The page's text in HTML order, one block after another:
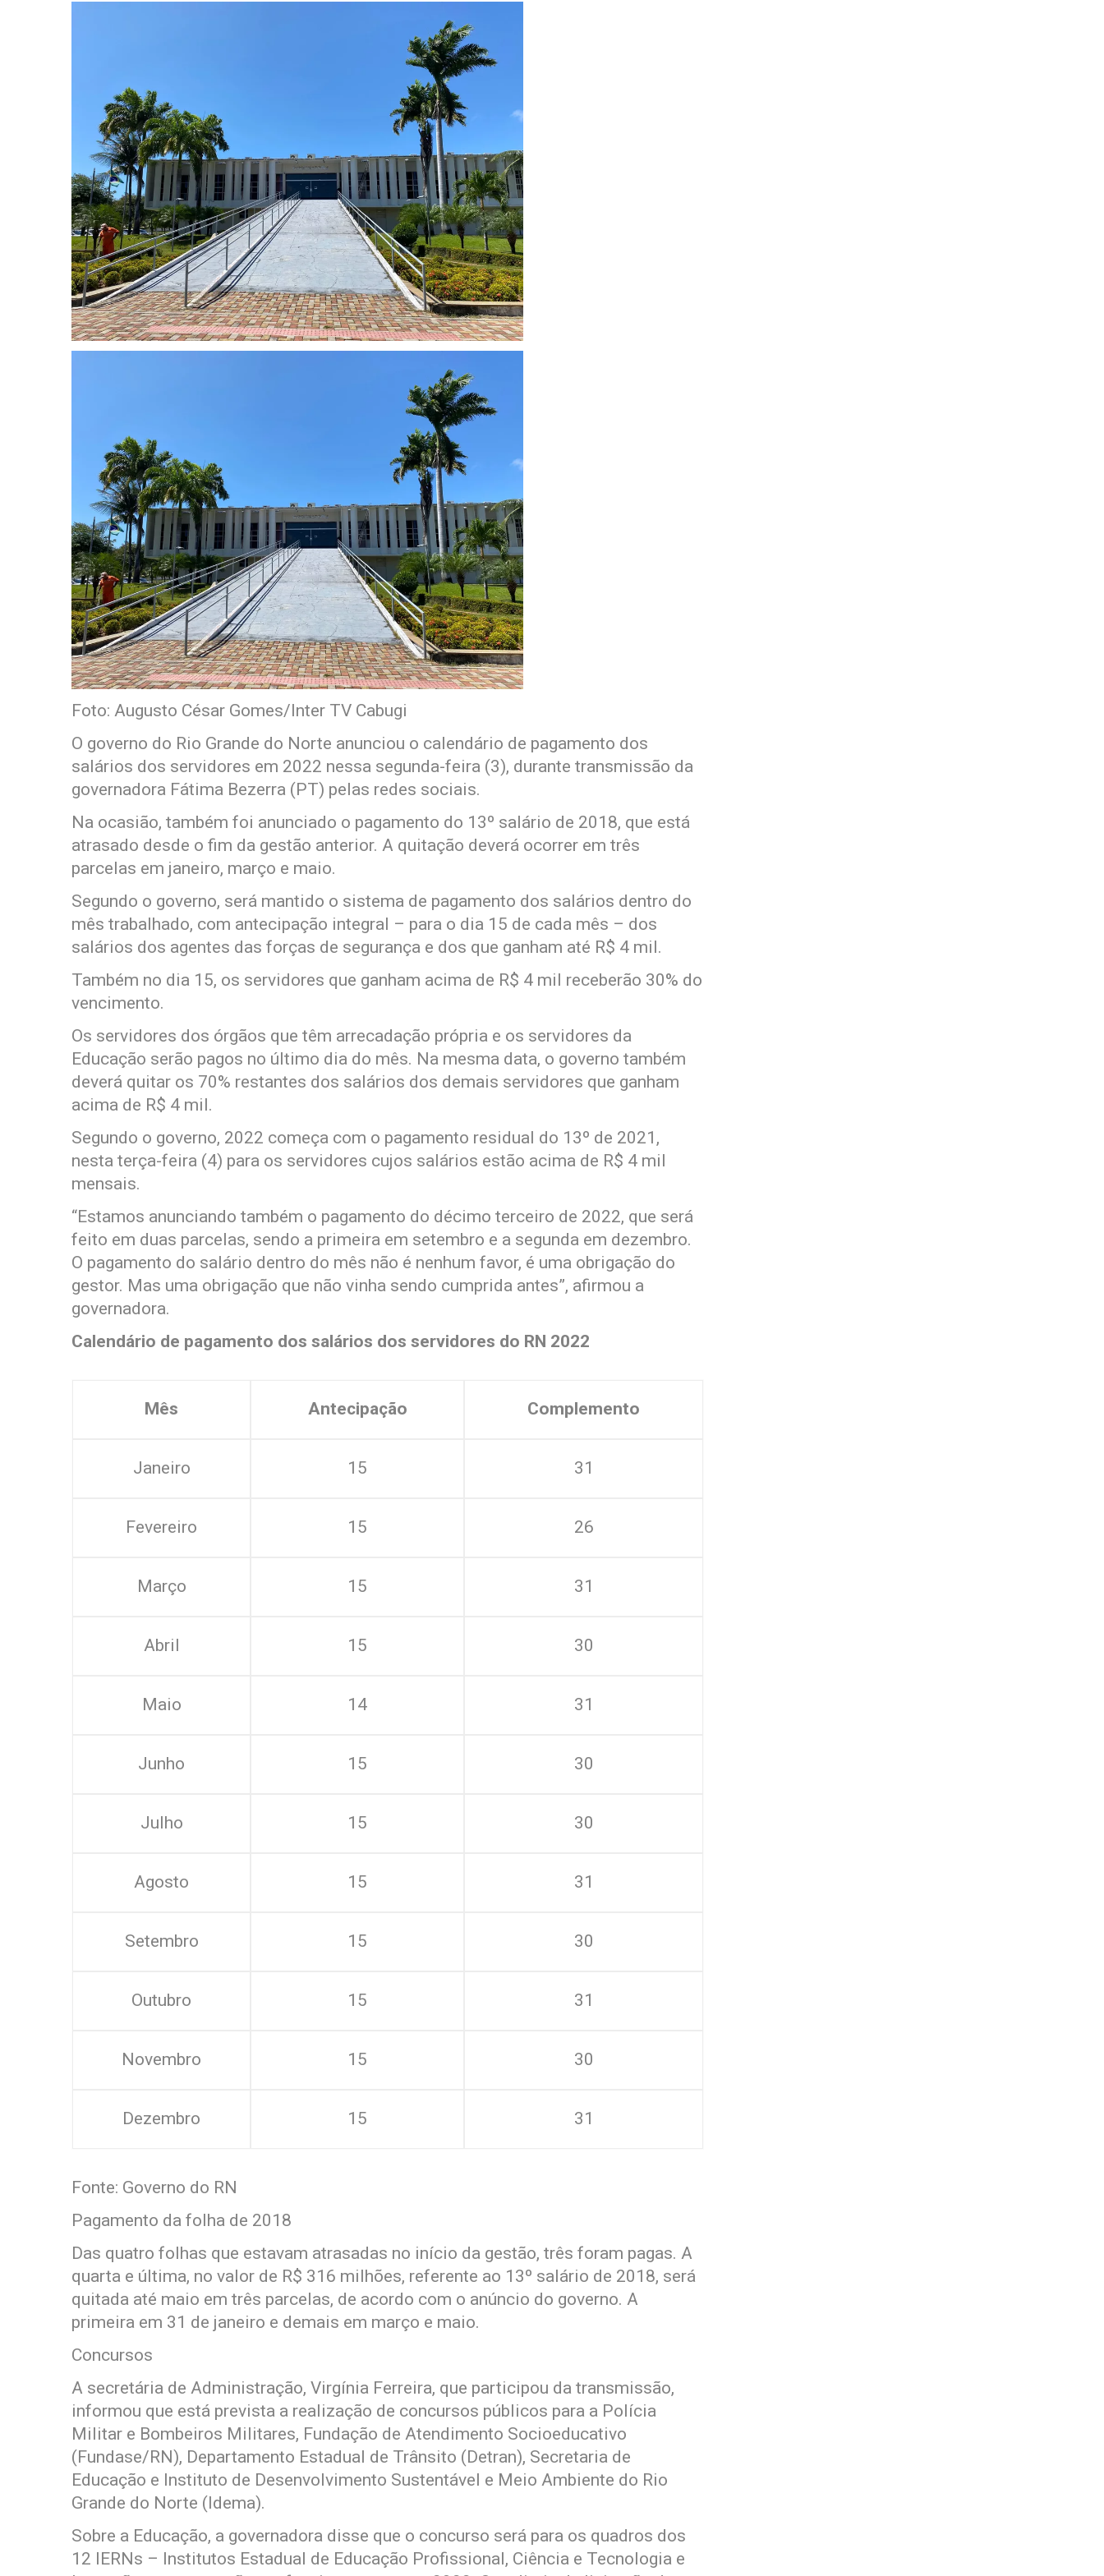
Foto: Augusto César Gomes/Inter TV Cabugi
O governo do Rio Grande do Norte anunciou o calendário de pagamento dos
salários dos servidores em 2022 nessa segunda-feira (3), durante transmissão da
governadora Fátima Bezerra (PT) pelas redes sociais.
Na ocasião, também foi anunciado o pagamento do 13º salário de 2018, que está
atrasado desde o fim da gestão anterior. A quitação deverá ocorrer em três
parcelas em janeiro, março e maio.
Segundo o governo, será mantido o sistema de pagamento dos salários dentro do
mês trabalhado, com antecipação integral – para o dia 15 de cada mês – dos
salários dos agentes das forças de segurança e dos que ganham até R$ 4 mil.
Também no dia 15, os servidores que ganham acima de R$ 4 mil receberão 30% do
vencimento.
Os servidores dos órgãos que têm arrecadação própria e os servidores da
Educação serão pagos no último dia do mês. Na mesma data, o governo também
deverá quitar os 70% restantes dos salários dos demais servidores que ganham
acima de R$ 4 mil.
Segundo o governo, 2022 começa com o pagamento residual do 13º de 2021,
nesta terça-feira (4) para os servidores cujos salários estão acima de R$ 4 mil
mensais.
“Estamos anunciando também o pagamento do décimo terceiro de 2022, que será
feito em duas parcelas, sendo a primeira em setembro e a segunda em dezembro.
O pagamento do salário dentro do mês não é nenhum favor, é uma obrigação do
gestor. Mas uma obrigação que não vinha sendo cumprida antes”, afirmou a
governadora.
Calendário de pagamento dos salários dos servidores do RN 2022
Mês Antecipação Complemento
Janeiro 15 31
Fevereiro 15 26
Março 15 31
Abril 15 30
Maio 14 31
Junho 15 30
Julho 15 30
Agosto 15 31
Setembro 15 30
Outubro 15 31
Novembro 15 30
Dezembro 15 31
Fonte: Governo do RN
Pagamento da folha de 2018
Das quatro folhas que estavam atrasadas no início da gestão, três foram pagas. A
quarta e última, no valor de R$ 316 milhões, referente ao 13º salário de 2018, será
quitada até maio em três parcelas, de acordo com o anúncio do governo. A
primeira em 31 de janeiro e demais em março e maio.
Concursos
A secretária de Administração, Virgínia Ferreira, que participou da transmissão,
informou que está prevista a realização de concursos públicos para a Polícia
Militar e Bombeiros Militares, Fundação de Atendimento Socioeducativo
(Fundase/RN), Departamento Estadual de Trânsito (Detran), Secretaria de
Educação e Instituto de Desenvolvimento Sustentável e Meio Ambiente do Rio
Grande do Norte (Idema).
Sobre a Educação, a governadora disse que o concurso será para os quadros dos
12 IERNs – Institutos Estadual de Educação Profissional, Ciência e Tecnologia e